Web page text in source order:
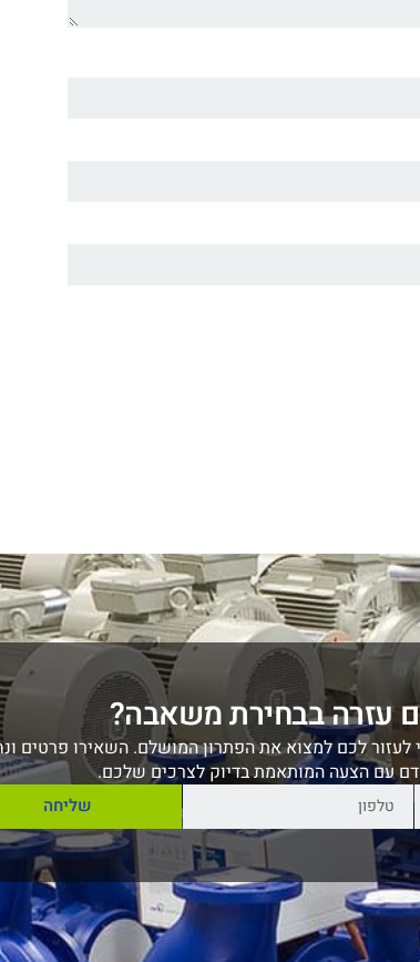
עזרה בבחירת משאבה?
לעזור לכם למצוא את הפתרון המושלם. השאירו פרטים
עם הצעה המותאמת בדיוק לצרכים שלכם.
שליחה